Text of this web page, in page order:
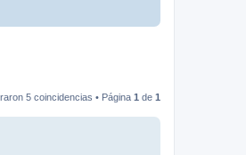
5 coincidencias • Página 1 de 1